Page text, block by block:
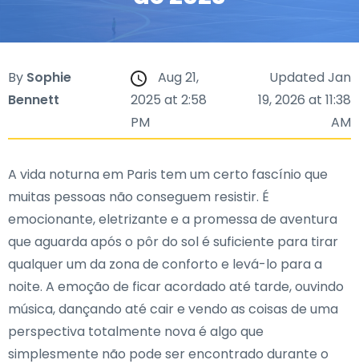
By Sophie
Bennett
Aug 21,
2025 at 2:58
PM
Updated Jan
19, 2026 at 11:38
AM
A vida noturna em Paris tem um certo fascínio que
muitas pessoas não conseguem resistir. É
emocionante, eletrizante e a promessa de aventura
que aguarda após o pôr do sol é suficiente para tirar
qualquer um da zona de conforto e levá-lo para a
noite. A emoção de ficar acordado até tarde, ouvindo
música, dançando até cair e vendo as coisas de uma
perspectiva totalmente nova é algo que
simplesmente não pode ser encontrado durante o